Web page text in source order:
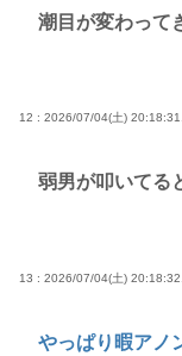
潮目が変わって
12 : 2026/07/04(土)
弱男が叩いてる
13 : 2026/07/04(土)
やっぱり暇アノ